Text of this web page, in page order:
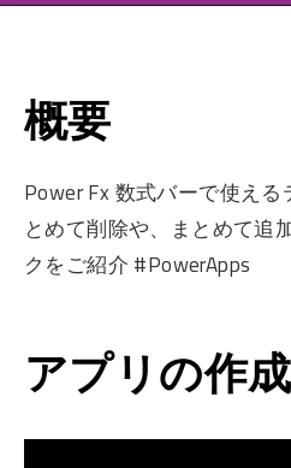
概要
Power Fx 数式バーで使え
とめて削除や、まとめて追
クをご紹介 #PowerApps
アプリの作